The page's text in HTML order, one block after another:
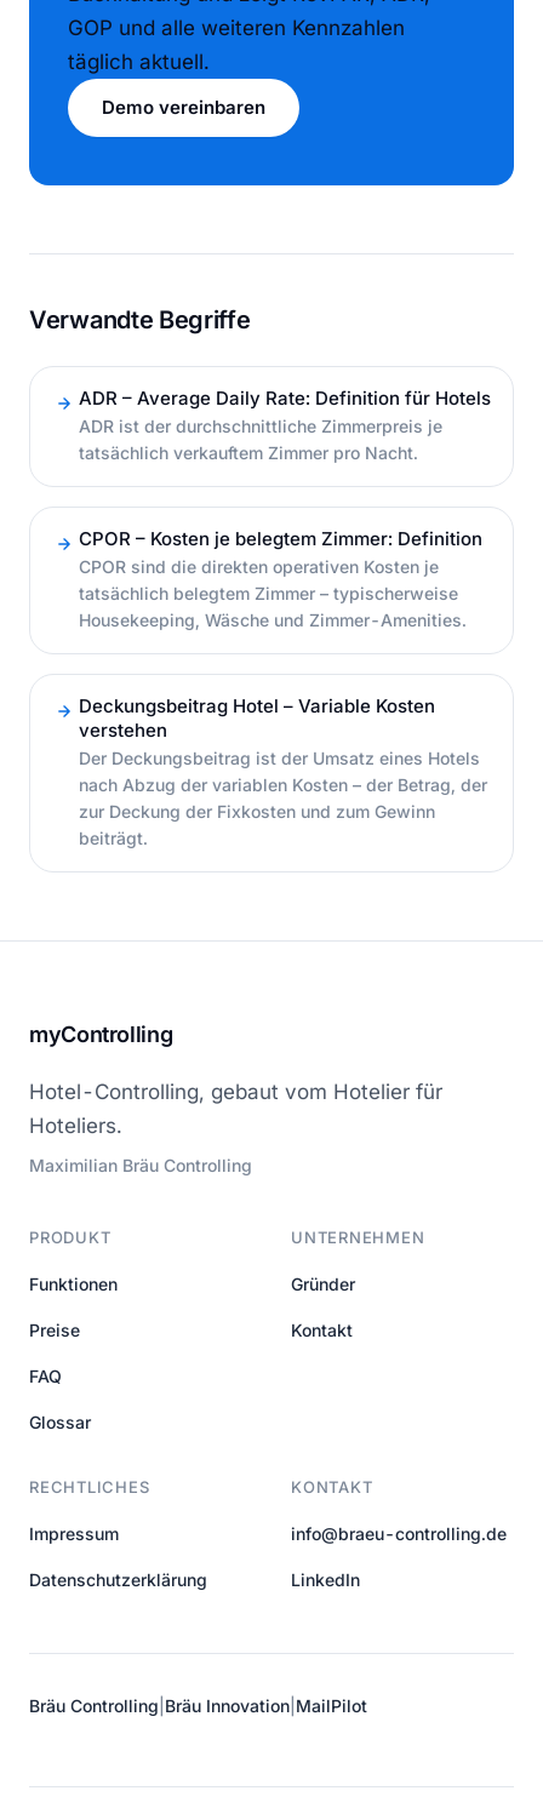
GOP und alle weiteren Kennzahlen
täglich aktuell.
Demo vereinbaren
Verwandte Begriffe
ADR – Average Daily Rate: Definition für Hotels
ADR ist der durchschnittliche Zimmerpreis je
tatsächlich verkauftem Zimmer pro Nacht.
CPOR – Kosten je belegtem Zimmer: Definition
CPOR sind die direkten operativen Kosten je
tatsächlich belegtem Zimmer – typischerweise
Housekeeping, Wäsche und Zimmer-Amenities.
Deckungsbeitrag Hotel – Variable Kosten
verstehen
Der Deckungsbeitrag ist der Umsatz eines Hotels
nach Abzug der variablen Kosten – der Betrag, der
zur Deckung der Fixkosten und zum Gewinn
beiträgt.
myControlling
Hotel-Controlling, gebaut vom Hotelier für
Hoteliers.
Maximilian Bräu Controlling
PRODUKT
Funktionen
Preise
FAQ
Glossar
UNTERNEHMEN
Gründer
Kontakt
RECHTLICHES
Impressum
Datenschutzerklärung
KONTAKT
info@braeu-controlling.de
LinkedIn
Bräu Controlling Bräu Innovation MailPilot